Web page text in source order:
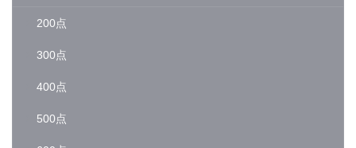
200点
300点
400点
500点